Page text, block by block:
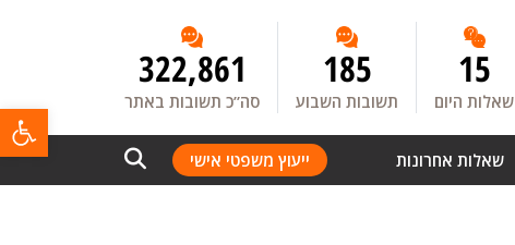
15
שאלות היום
185
תשובות השבוע
322,861
סה”כ תשובות באתר
שאלות אחרונות ייעוץ משפטי אישי